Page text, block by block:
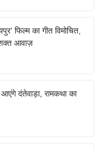
फिल्म का गीत विमोचित,
आवाज़
दंतेवाड़ा, रामकथा का